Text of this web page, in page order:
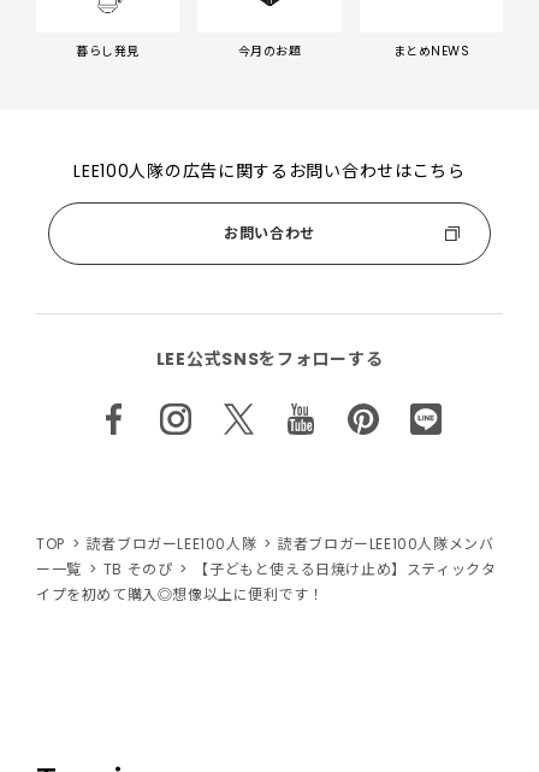
暮らし発見 今月のお題 まとめNEWS
LEE100人隊の広告に関するお問い合わせはこちら
お問い合わせ
LEE公式SNSをフォローする
TOP 読者ブロガーLEE100人隊
読者ブロガーLEE100人隊メンバ
ー一覧
TB そのぴ
【子どもと使える日焼け止め】スティックタ
イプを初めて購入◎想像以上に便利です！